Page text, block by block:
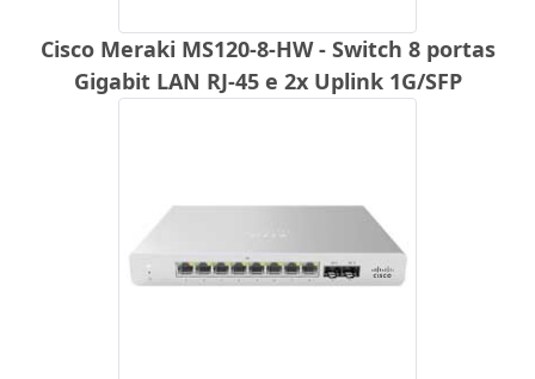
Cisco Meraki MS120-8-HW - Switch 8 portas
Gigabit LAN RJ-45 e 2x Uplink 1G/SFP